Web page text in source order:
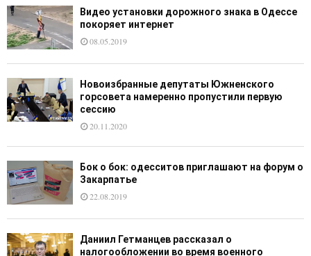
Видео установки дорожного знака в Одессе
покоряет интернет
08.05.2019
Новоизбранные депутаты Южненского
горсовета намеренно пропустили первую
сессию
20.11.2020
Бок о бок: одесситов приглашают на форум о
Закарпатье
22.08.2019
Даниил Гетманцев рассказал о
налогообложении во время военного